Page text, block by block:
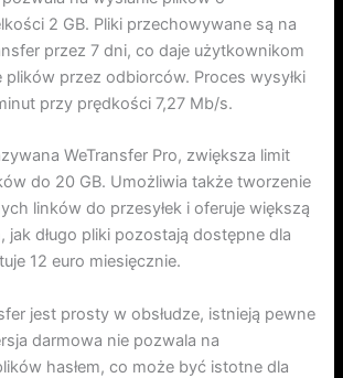
2 GB. Pliki przechowywane są na
przez 7 dni, co daje użytkownikom
plików przez odbiorców. Proces wysyłki
przy prędkości 7,27 Mb/s.
WeTransfer Pro, zwiększa limit
do 20 GB. Umożliwia także tworzenie
linków do przesyłek i oferuje większą
jak długo pliki pozostają dostępne dla
12 euro miesięcznie.
jest prosty w obsłudze, istnieją pewne
darmowa nie pozwala na
hasłem, co może być istotne dla